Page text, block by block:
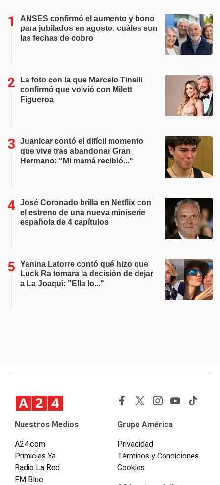
ANSES confirmó el aumento y bono
para jubilados en agosto: cuáles son
las fechas de cobro
La foto con la que Marcelo Tinelli
confirmó que volvió con Milett
Figueroa
Juanicar contó el difícil momento
que vive tras abandonar Gran
Hermano: "Mi mamá recibió..."
José Coronado brilla en Netflix con
el estreno de una nueva miniserie
española de 4 capítulos
Yanina Latorre contó qué hizo que
Luck Ra tomara la decisión de dejar
a La Joaqui: "Ella lo..."
Nuestros Medios
A24.com
Primicias Ya
Radio La Red
FM Blue
Grupo América
Privacidad
Términos y Condiciones
Cookies